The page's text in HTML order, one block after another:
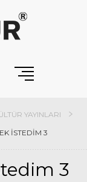
YAYINLARI
İSTEDIM 3
3